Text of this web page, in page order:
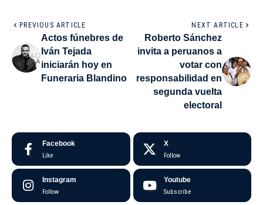
PREVIOUS ARTICLE
Actos fúnebres de
Iván Tejada
iniciarán hoy en
Funeraria Blandino
NEXT ARTICLE
Roberto Sánchez
invita a peruanos a
votar con
responsabilidad en
segunda vuelta
electoral
Facebook
Like
X
Follow
Instagram
Follow
Youtube
Subscribe